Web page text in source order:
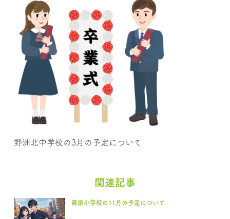
野洲北中学校の3月の予定について
関連記事
篠原小学校の11月の予定について